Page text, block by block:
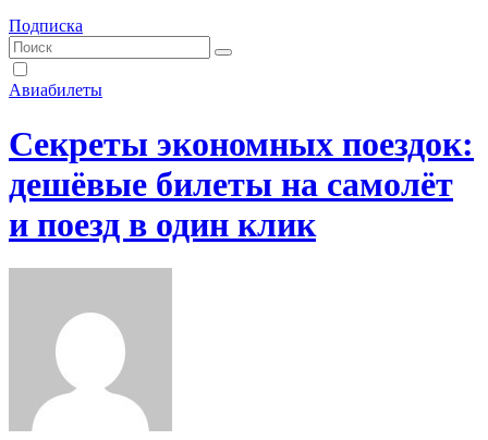
Подписка
Авиабилеты
Секреты экономных поездок:
дешёвые билеты на самолёт
и поезд в один клик